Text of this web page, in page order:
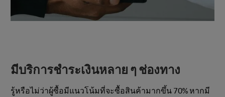
มีบริการชําระเงินหลาย ๆ ช่องทาง
รู้หรือไม่ว่าผู้ซื้อมีแนวโน้มที่จะซื้อสินค้ามากขึ้น 70% หากมี